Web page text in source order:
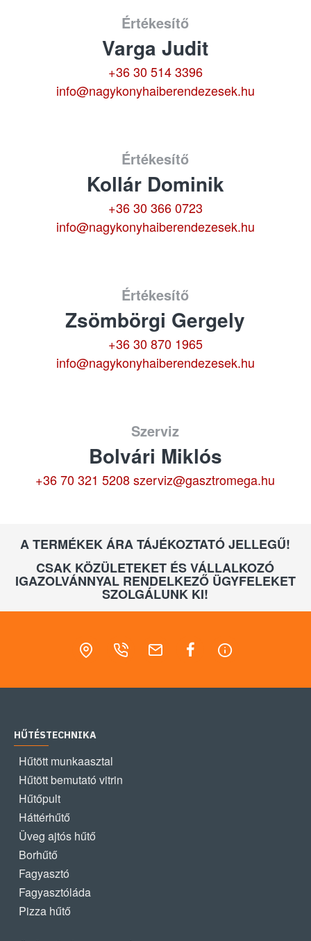
Értékesítő
Varga Judit
+36 30 514 3396
info@nagykonyhaiberendezesek.hu
Értékesítő
Kollár Dominik
+36 30 366 0723
info@nagykonyhaiberendezesek.hu
Értékesítő
Zsömbörgi Gergely
+36 30 870 1965
info@nagykonyhaiberendezesek.hu
Szerviz
Bolvári Miklós
+36 70 321 5208 szerviz@gasztromega.hu
A TERMÉKEK ÁRA TÁJÉKOZTATÓ JELLEGŰ!
CSAK KÖZÜLETEKET ÉS VÁLLALKOZÓ
IGAZOLVÁNNYAL RENDELKEZŐ ÜGYFELEKET
SZOLGÁLUNK KI!
HŰTÉSTECHNIKA
Hűtött munkaasztal
Hűtött bemutató vitrin
Hűtőpult
Háttérhűtő
Üveg ajtós hűtő
Borhűtő
Fagyasztó
Fagyasztóláda
Pizza hűtő